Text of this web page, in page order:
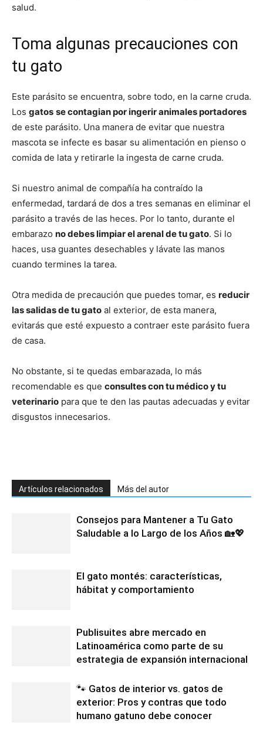
salud.
Toma algunas precauciones con
tu gato
Este parásito se encuentra, sobre todo, en la carne cruda.
Los gatos se contagian por ingerir animales portadores
de este parásito. Una manera de evitar que nuestra
mascota se infecte es basar su alimentación en pienso o
comida de lata y retirarle la ingesta de carne cruda.
Si nuestro animal de compañía ha contraído la
enfermedad, tardará de dos a tres semanas en eliminar el
parásito a través de las heces. Por lo tanto, durante el
embarazo no debes limpiar el arenal de tu gato. Si lo
haces, usa guantes desechables y lávate las manos
cuando termines la tarea.
Otra medida de precaución que puedes tomar, es reducir
las salidas de tu gato al exterior, de esta manera,
evitarás que esté expuesto a contraer este parásito fuera
de casa.
No obstante, si te quedas embarazada, lo más
recomendable es que consultes con tu médico y tu
veterinario para que te den las pautas adecuadas y evitar
disgustos innecesarios.
Artículos relacionados Más del autor
Consejos para Mantener a Tu Gato
Saludable a lo Largo de los Años 🏡💖
El gato montés: características,
hábitat y comportamiento
Publisuites abre mercado en
Latinoamérica como parte de su
estrategia de expansión internacional
🐾 Gatos de interior vs. gatos de
exterior: Pros y contras que todo
humano gatuno debe conocer